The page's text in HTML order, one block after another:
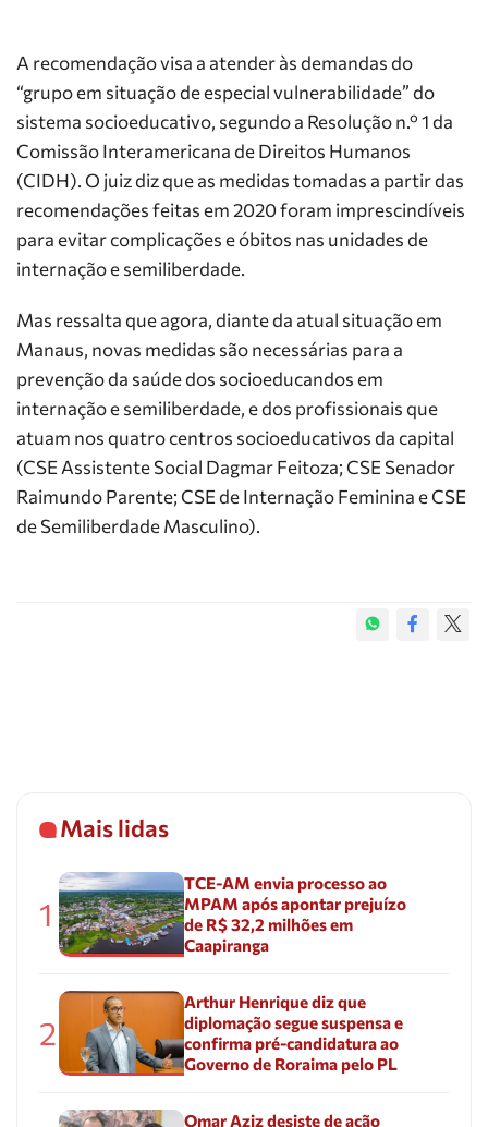
A recomendação visa a atender às demandas do
“grupo em situação de especial vulnerabilidade” do
sistema socioeducativo, segundo a Resolução n.º 1 da
Comissão Interamericana de Direitos Humanos
(CIDH). O juiz diz que as medidas tomadas a partir das
recomendações feitas em 2020 foram imprescindíveis
para evitar complicações e óbitos nas unidades de
internação e semiliberdade.
Mas ressalta que agora, diante da atual situação em
Manaus, novas medidas são necessárias para a
prevenção da saúde dos socioeducandos em
internação e semiliberdade, e dos profissionais que
atuam nos quatro centros socioeducativos da capital
(CSE Assistente Social Dagmar Feitoza; CSE Senador
Raimundo Parente; CSE de Internação Feminina e CSE
de Semiliberdade Masculino).
Mais lidas
1
TCE-AM envia processo ao
MPAM após apontar prejuízo
de R$ 32,2 milhões em
Caapiranga
2
Arthur Henrique diz que
diplomação segue suspensa e
confirma pré-candidatura ao
Governo de Roraima pelo PL
Omar Aziz desiste de ação